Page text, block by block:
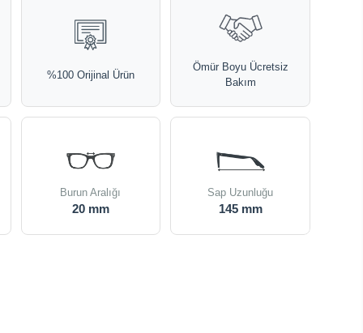
%100 Orijinal Ürün
Ömür Boyu Ücretsiz
Bakım
Burun Aralığı
20 mm
Sap Uzunluğu
145 mm